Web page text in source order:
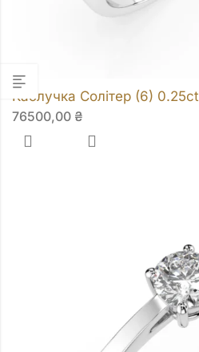
Каблучка Солітер (6) 0.25ct
76500,00 ₴